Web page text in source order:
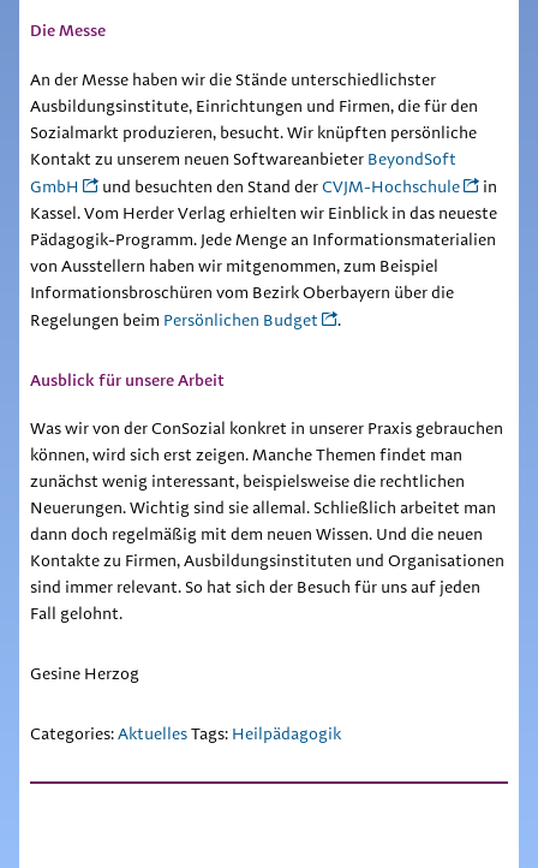
Die Messe
An der Messe haben wir die Stände unterschiedlichster
Ausbildungsinstitute, Einrichtungen und Firmen, die für den
Sozialmarkt produzieren, besucht. Wir knüpften persönliche
Kontakt zu unserem neuen Softwareanbieter BeyondSoft
GmbH
und besuchten den Stand derCVJM-Hochschule
in
Kassel. Vom Herder Verlag erhielten wir Einblick in das neueste
Pädagogik-Programm. Jede Menge an Informationsmaterialien
von Ausstellern haben wir mitgenommen, zum Beispiel
Informationsbroschüren vom Bezirk Oberbayern über die
Regelungen beim Persönlichen Budget .
Ausblick für unsere Arbeit
Was wir von der ConSozial konkret in unserer Praxis gebrauchen
können, wird sich erst zeigen. Manche Themen findet man
zunächst wenig interessant, beispielsweise die rechtlichen
Neuerungen. Wichtig sind sie allemal. Schließlich arbeitet man
dann doch regelmäßig mit dem neuen Wissen. Und die neuen
Kontakte zu Firmen, Ausbildungsinstituten und Organisationen
sind immer relevant. So hat sich der Besuch für uns auf jeden
Fall gelohnt.
Gesine Herzog
Categories:AktuellesTags: Heilpädagogik